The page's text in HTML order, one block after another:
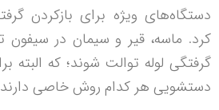
دستگاه‌های ویژه برای بازکردن
کرد. ماسه، قیر و سیمان در سیفون
گرفتگی لوله توالت شوند؛ که البته
دستشویی هر کدام روش خاصی